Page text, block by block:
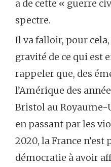
a de cette « guerre
spectre.
Il va falloir, pour
gravité de ce qui est
rappeler que, des
l’Amérique des
Bristol au Royaume-
en passant par les
2020, la France
démocratie à avoir